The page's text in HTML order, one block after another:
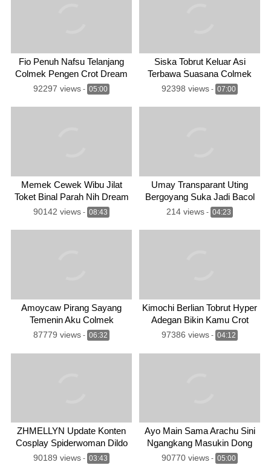
Fio Penuh Nafsu Telanjang
Colmek Pengen Crot Dream
92297 views - 05:00
Siska Tobrut Keluar Asi
Terbawa Suasana Colmek
Dream
92398 views - 07:00
Memek Cewek Wibu Jilat
Toket Binal Parah Nih Dream
90142 views - 08:43
Umay Transparant Uting
Bergoyang Suka Jadi Bacol
214 views - 04:23
Amoycaw Pirang Sayang
Temenin Aku Colmek
Sekarang
87779 views - 06:32
Kimochi Berlian Tobrut Hyper
Adegan Bikin Kamu Crot
97386 views - 04:12
ZHMELLYN Update Konten
Cosplay Spiderwoman Dildo
90189 views - 03:43
Ayo Main Sama Arachu Sini
Ngangkang Masukin Dong
90770 views - 05:00